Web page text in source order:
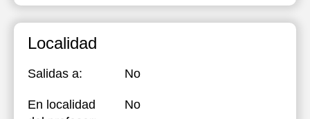
Localidad
Salidas a: No
En localidad
No